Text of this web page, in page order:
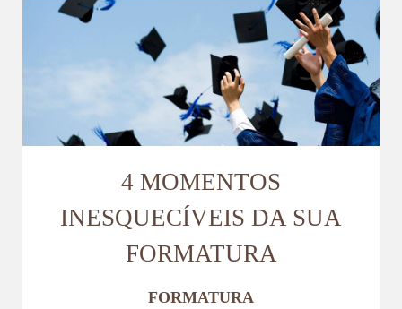
4 MOMENTOS
INESQUECÍVEIS DA SUA
FORMATURA
FORMATURA